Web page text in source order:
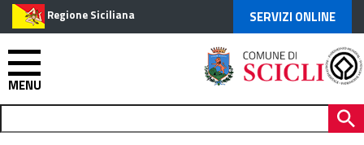
Regione Siciliana SERVIZI ONLINE
MENU